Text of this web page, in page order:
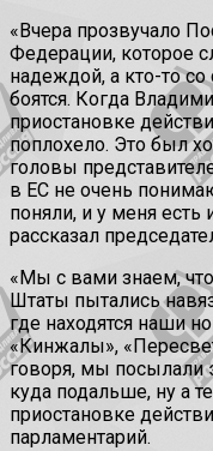
«Вчера прозвучало
Федерации, которое
надеждой, а кто-то со
боятся. Когда
приостановке
поплохело. Это был
головы
в ЕС не очень
поняли, и у меня есть
рассказал
«Мы с вами знаем,
Штаты пытались
где находятся наши
«Кинжалы»,
говоря, мы посылали
куда подальше, ну а
приостановке
парламентарий.